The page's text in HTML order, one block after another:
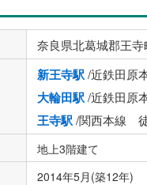
奈良県北葛城郡王
新王寺駅/近鉄田原
大輪田駅/近鉄田原
王寺駅/関西本線
地上3階建て
2014年5月(築12年)